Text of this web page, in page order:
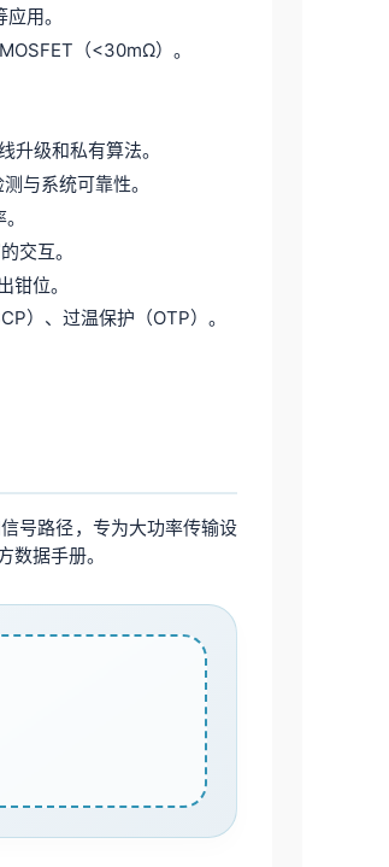
用。
（<30mΩ）。
级和私有算法。
与系统可靠性。
交互。
位。
）、过温保护（OTP）。
号路径，专为大功率传输设
据手册。